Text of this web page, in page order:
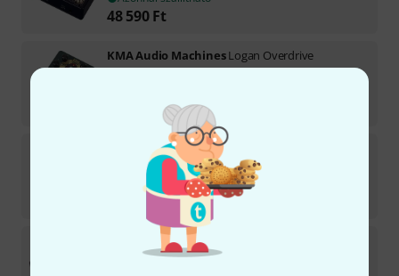
48 590 Ft
KMA Audio MachinesLogan Overdrive
Ft
KMA Audio Machines
16
Azonnal szállítható
Ft
KMA Audio Machines